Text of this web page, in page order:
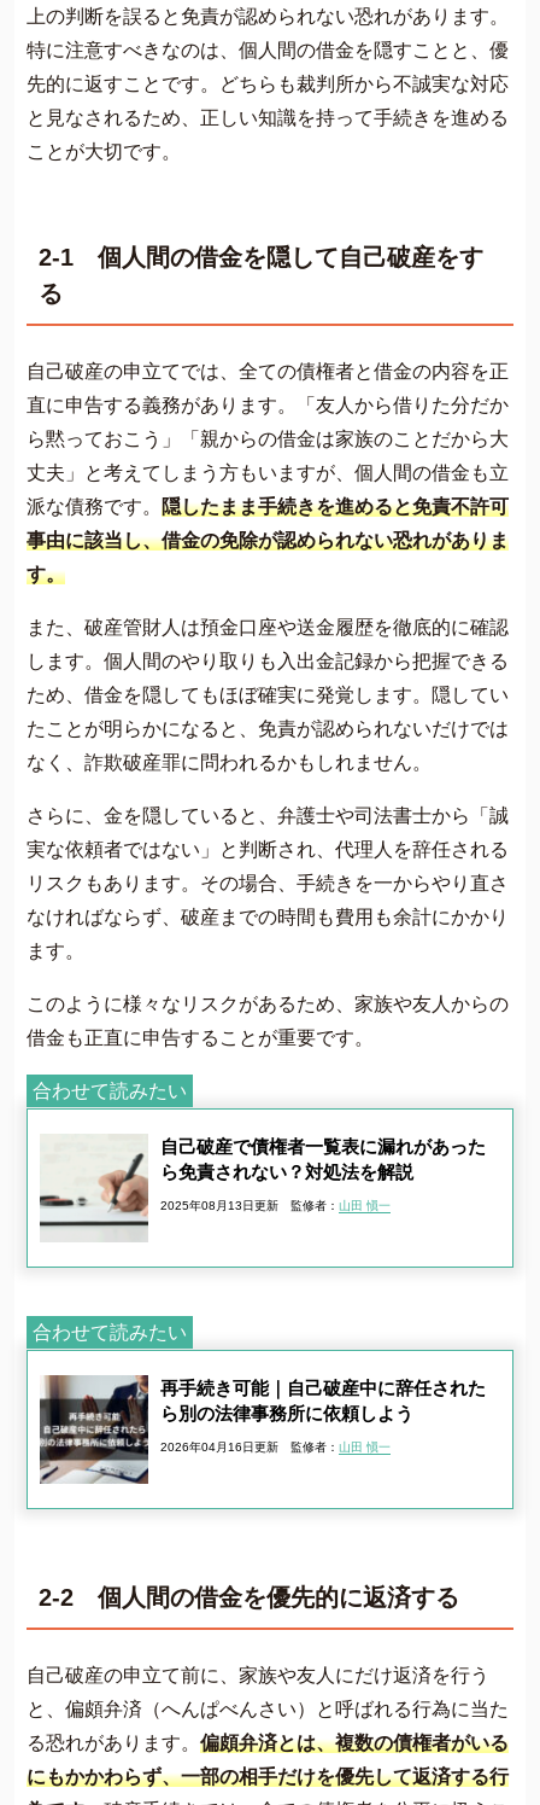
上の判断を誤ると免責が認められない恐れがあります。
特に注意すべきなのは、個人間の借金を隠すことと、優
先的に返すことです。どちらも裁判所から不誠実な対応
と見なされるため、正しい知識を持って手続きを進める
ことが大切です。
2-1 個人間の借金を隠して自己破産をす
る
自己破産の申立てでは、全ての債権者と借金の内容を正
直に申告する義務があります。「友人から借りた分だか
ら黙っておこう」「親からの借金は家族のことだから大
丈夫」と考えてしまう方もいますが、個人間の借金も立
派な債務です。 隠したまま手続きを進めると免責不許可
事由に該当し、借金の免除が認められない恐れがありま
す。
また、破産管財人は預金口座や送金履歴を徹底的に確認
します。個人間のやり取りも入出金記録から把握できる
ため、借金を隠してもほぼ確実に発覚します。隠してい
たことが明らかになると、免責が認められないだけでは
なく、詐欺破産罪に問われるかもしれません。
さらに、金を隠していると、弁護士や司法書士から「誠
実な依頼者ではない」と判断され、代理人を辞任される
リスクもあります。その場合、手続きを一からやり直さ
なければならず、破産までの時間も費用も余計にかかり
ます。
このように様々なリスクがあるため、家族や友人からの
借金も正直に申告することが重要です。
合わせて読みたい
自己破産で債権者一覧表に漏れがあった
ら免責されない？対処法を解説
2025年08月13日更新 監修者： 山田 愼一
合わせて読みたい
再手続き可能｜自己破産中に辞任された
ら別の法律事務所に依頼しよう
2026年04月16日更新 監修者： 山田 愼一
2-2 個人間の借金を優先的に返済する
自己破産の申立て前に、家族や友人にだけ返済を行う
と、偏頗弁済（へんぱべんさい）と呼ばれる行為に当た
る恐れがあります。 偏頗弁済とは、複数の債権者がいる
にもかかわらず、一部の相手だけを優先して返済する行